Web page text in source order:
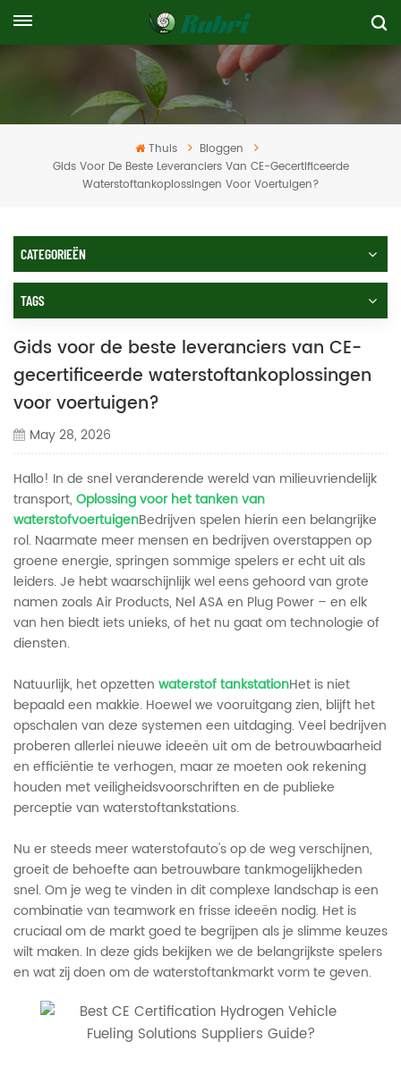
Thuis
Bloggen
Gids Voor De Beste Leveranciers Van CE-Gecertificeerde
Waterstoftankoplossingen Voor Voertuigen?
CATEGORIEËN
TAGS
Gids voor de beste leveranciers van CE-
gecertificeerde waterstoftankoplossingen
voor voertuigen?
May 28, 2026
Hallo! In de snel veranderende wereld van milieuvriendelijk
transport, Oplossing voor het tanken van
waterstofvoertuigenBedrijven spelen hierin een belangrijke
rol. Naarmate meer mensen en bedrijven overstappen op
groene energie, springen sommige spelers er echt uit als
leiders. Je hebt waarschijnlijk wel eens gehoord van grote
namen zoals Air Products, Nel ASA en Plug Power – en elk
van hen biedt iets unieks, of het nu gaat om technologie of
diensten.
Natuurlijk, het opzetten waterstof tankstationHet is niet
bepaald een makkie. Hoewel we vooruitgang zien, blijft het
opschalen van deze systemen een uitdaging. Veel bedrijven
proberen allerlei nieuwe ideeën uit om de betrouwbaarheid
en efficiëntie te verhogen, maar ze moeten ook rekening
houden met veiligheidsvoorschriften en de publieke
perceptie van waterstoftankstations.
Nu er steeds meer waterstofauto's op de weg verschijnen,
groeit de behoefte aan betrouwbare tankmogelijkheden
snel. Om je weg te vinden in dit complexe landschap is een
combinatie van teamwork en frisse ideeën nodig. Het is
cruciaal om de markt goed te begrijpen als je slimme keuzes
wilt maken. In deze gids bekijken we de belangrijkste spelers
en wat zij doen om de waterstoftankmarkt vorm te geven.